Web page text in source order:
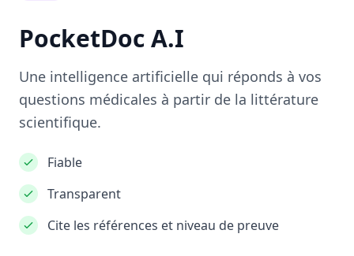
PocketDoc A.I
Une intelligence artificielle qui réponds à vos
questions médicales à partir de la littérature
scientifique.
Fiable
Transparent
Cite les références et niveau de preuve